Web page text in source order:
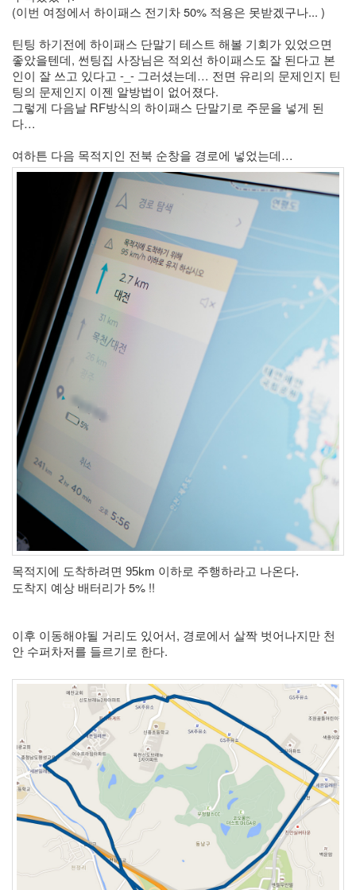
(이번 여정에서 하이패스 전기차 50% 적용은 못받겠구나... )
틴팅 하기전에 하이패스 단말기 테스트 해볼 기회가 있었으면
좋았을텐데, 썬팅집 사장님은 적외선 하이패스도 잘 된다고 본
인이 잘 쓰고 있다고 -_- 그러셨는데… 전면 유리의 문제인지 틴
팅의 문제인지 이젠 알방법이 없어졌다.
그렇게 다음날 RF방식의 하이패스 단말기로 주문을 넣게 된
다…
여하튼 다음 목적지인 전북 순창을 경로에 넣었는데…
목적지에 도착하려면 95km 이하로 주행하라고 나온다.
도착지 예상 배터리가 5% !!
이후 이동해야될 거리도 있어서, 경로에서 살짝 벗어나지만 천
안 수퍼차저를 들르기로 한다.
264
40
재
미
25
PSP
9
악
슬
라
23
JaTeOn
40
라
즈
베
리
이
리
눅
스
40
개
Android
6
도
5
Java
28
C,C++
6
Assembly
1
PHP
HTML,JS